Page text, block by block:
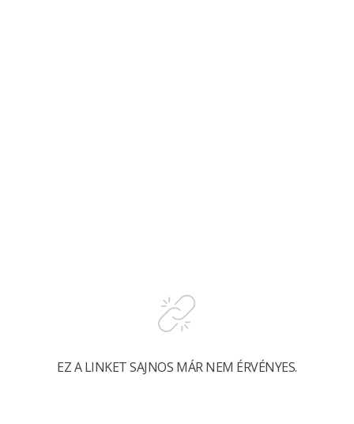
EZ A LINKET SAJNOS MÁR NEM ÉRVÉNYES.